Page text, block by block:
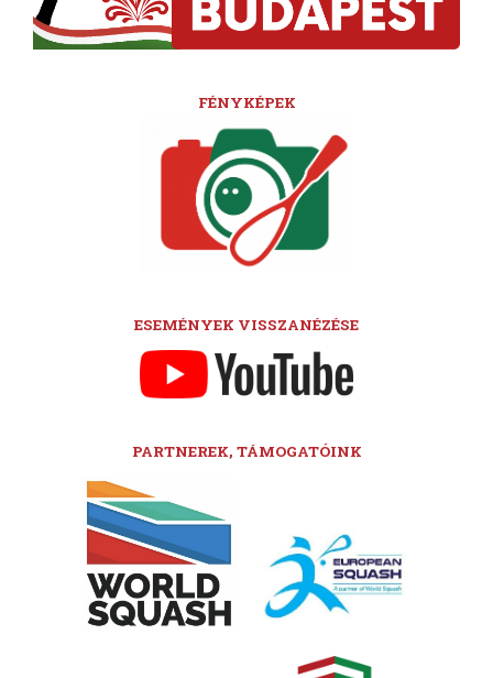
FÉNYKÉPEK
ESEMÉNYEK VISSZANÉZÉSE
PARTNEREK, TÁMOGATÓINK